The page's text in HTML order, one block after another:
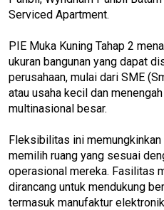
Serviced Apartment.
PIE Muka Kuning Tahap 2
ukuran bangunan yang dapat
perusahaan, mulai dari SME
atau usaha kecil dan
multinasional besar.
Fleksibilitas ini
memilih ruang yang sesuai
operasional mereka. Fasilitas
dirancang untuk mendukung
termasuk manufaktur